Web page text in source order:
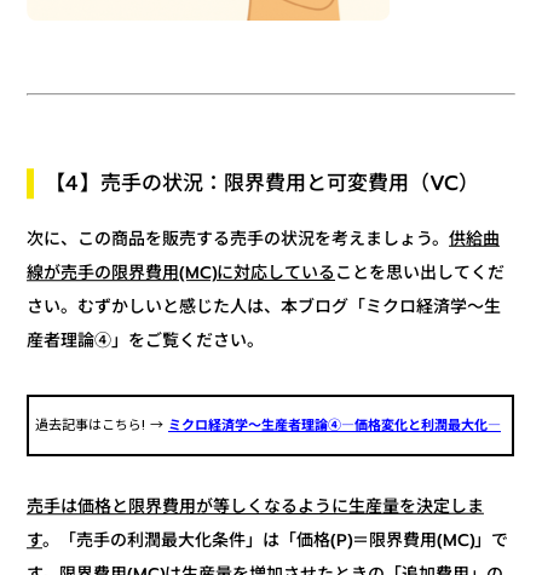
【4】売手の状況：限界費用と可変費用（VC）
次に、この商品を販売する売手の状況を考えましょう。供給曲
線が売手の限界費用(MC)に対応していることを思い出してくだ
さい。むずかしいと感じた人は、本ブログ「ミクロ経済学～生
産者理論④」をご覧ください。
過去記事はこちら! → ミクロ経済学～生産者理論④―価格変化と利潤最大化―
売手は価格と限界費用が等しくなるように生産量を決定しま
す。「売手の利潤最大化条件」は「価格(P)＝限界費用(MC)」で